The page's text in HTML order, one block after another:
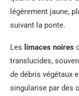
légèrement jaune,
suivant la ponte.
Les limaces noires
translucides,
de débris végétaux
singularise par des